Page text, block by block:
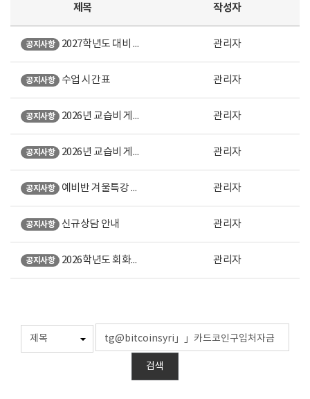
제목 작성자
공지사항 2027학년도 대비 여름특강 안내 관리자
공지사항 수업 시간표 관리자
공지사항 2026년 교습비 게시표 (강남 본원) 관리자
공지사항 2026년 교습비 게시표 (노원 직영) 관리자
공지사항 예비반 겨울특강 안내 관리자
공지사항 신규상담 안내 관리자
공지사항 2026학년도 회화계열 미대입시 설명회 오시는 길 안내 관리자
검색